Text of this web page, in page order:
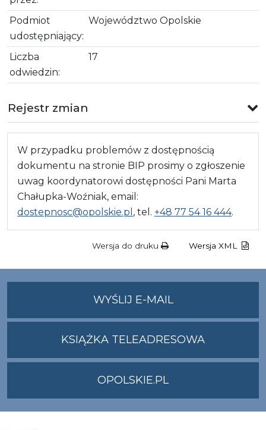
Podmiot
udostępniający:
Województwo Opolskie
Liczba
odwiedzin:
17
Rejestr zmian
W przypadku problemów z dostępnością
dokumentu na stronie BIP prosimy o zgłoszenie
uwag koordynatorowi dostępności Pani Marta
Chałupka-Woźniak, email:
dostepnosc@opolskie.pl , tel. +48 77 54 16 444.
Wersja do druku Wersja XML
WYŚLIJ E-MAILNA
ADRES
KSIĄŻKA TELEADRESOWA
OPOLSKIE.PL